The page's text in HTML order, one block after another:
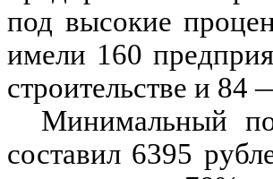
под высокие
имели 160
строительстве и 84
Минимальный
составил 6395